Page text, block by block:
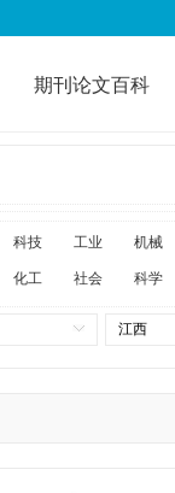
期刊论文百科
科技 工业 机械
化工 社会 科学
江西